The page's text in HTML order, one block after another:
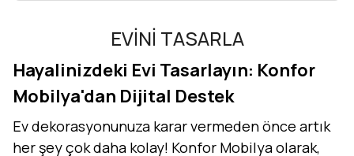
EVİNİ TASARLA
Hayalinizdeki Evi Tasarlayın: Konfor
Mobilya'dan Dijital Destek
Ev dekorasyonunuza karar vermeden önce artık
her şey çok daha kolay! Konfor Mobilya olarak,